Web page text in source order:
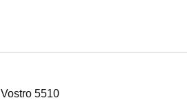
Vostro 5510